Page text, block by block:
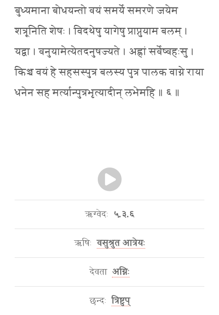
बुध्यमाना बोधयन्तो वयं समर्ये समरणे जयेम
शत्रूनिति शेषः । विदथेषु यागेषु प्राप्नुयाम बलम् ।
यद्वा । वनुयामेत्येतदनुषज्यते । अह्नां सर्वेष्वहःसु ।
किञ्च वयं हे सहसस्पुत्र बलस्य पुत्र पालक वाग्ने राया
धनेन सह मर्त्यान्पुत्रभृत्यादीन् लभेमहि ॥ ६ ॥
ऋग्वेदः ५.३.६
ऋषिः वसुश्रुत आत्रेयः
देवता अग्निः
छन्दः त्रिष्टुप्